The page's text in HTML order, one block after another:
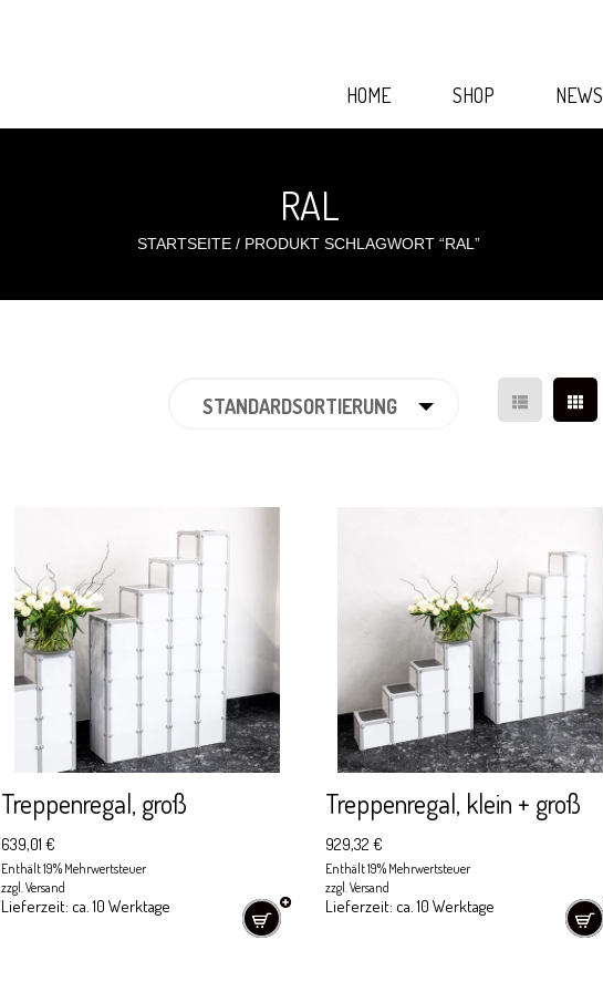
HOME SHOP NEWS
RAL
STARTSEITE / PRODUKT SCHLAGWORT “RAL”
STANDARDSORTIERUNG
Treppenregal, groß
639,01€
Enthält 19% Mehrwertsteuer
zzgl.Versand
Lieferzeit: ca. 10 Werktage
Treppenregal, klein + groß
929,32 €
Enthält 19% Mehrwertsteuer
zzgl.Versand
Lieferzeit: ca. 10 Werktage